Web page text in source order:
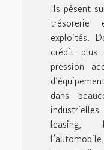
Ils pèsent
trésorerie
exploités.
crédit plus
pression
dans
leasing,